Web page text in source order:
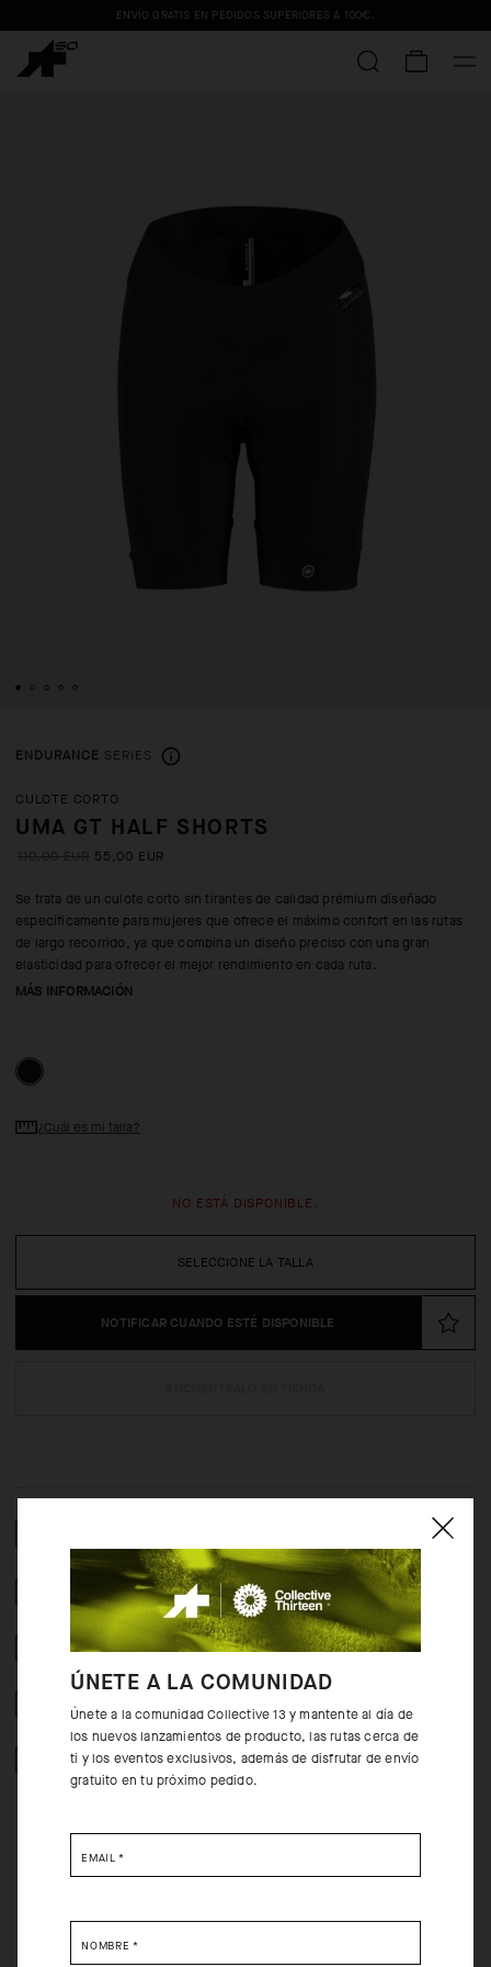
ENVÍO GRATIS EN PEDIDOS SUPERIORES A 100€ .
ENDURANCE SERIES
CULOTE CORTO
UMA GT HALF SHORTS
55,00 EUR
Se trata de un culote corto sin tirantes de calidad prémium diseñado
específicamente para mujeres que ofrece el máximo confort en las rutas
de largo recorrido, ya que combina un diseño preciso con una gran
elasticidad para ofrecer el mejor rendimiento en cada ruta.
MÁS INFORMACIÓN
SELECCIONE LA TALLA
¿Cuál es mi talla?
NO ESTÁ DISPONIBLE.
NOTIFICAR CUANDO ESTÉ DISPONIBLE
2 AÑOS DE GARANTIA
CRASH POLICY
DEVOLUCION GRATUITOS
COMPRA SEGURA
ÚNETE A LA COMUNIDAD
Únete a la comunidad Collective 13 y mantente al día de
los nuevos lanzamientos de producto, las rutas cerca de
ti y los eventos exclusivos, además de disfrutar de envío
gratuito en tu próximo pedido.
EMAIL *
NOMBRE *